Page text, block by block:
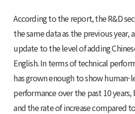
According to the report, the R&D
the same data as the previous year,
update to the level of adding
English. In terms of technical
has grown enough to show human-
performance over the past 10 years,
and the rate of increase compared